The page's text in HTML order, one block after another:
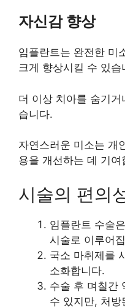
자신감 향상
임플란트는 완전한 미
크게 향상시킬 수 있습
더 이상 치아를 숨기
습니다.
자연스러운 미소는 개
용을 개선하는 데 기여
시술의 편의
임플란트 수술
시술로 이루어
국소 마취제를
소화합니다.
수술 후 며칠간
수 있지만, 처